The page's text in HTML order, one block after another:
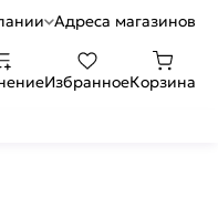
Адреса магазинов
ИзбранноеКорзина